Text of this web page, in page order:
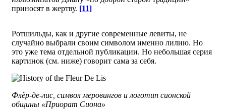
приносят в жертву. [11]
Ротшильды, как и другие современные левиты, не
случайно выбрали своим символом именно лилию. Но
это уже тема отдельной публикации. Но небольшая серия
картинок (см. ниже) говорит сама за себя.
Флёр-де-лис, символ меровингов и логотип сионской
общины «Приорат Сиона»